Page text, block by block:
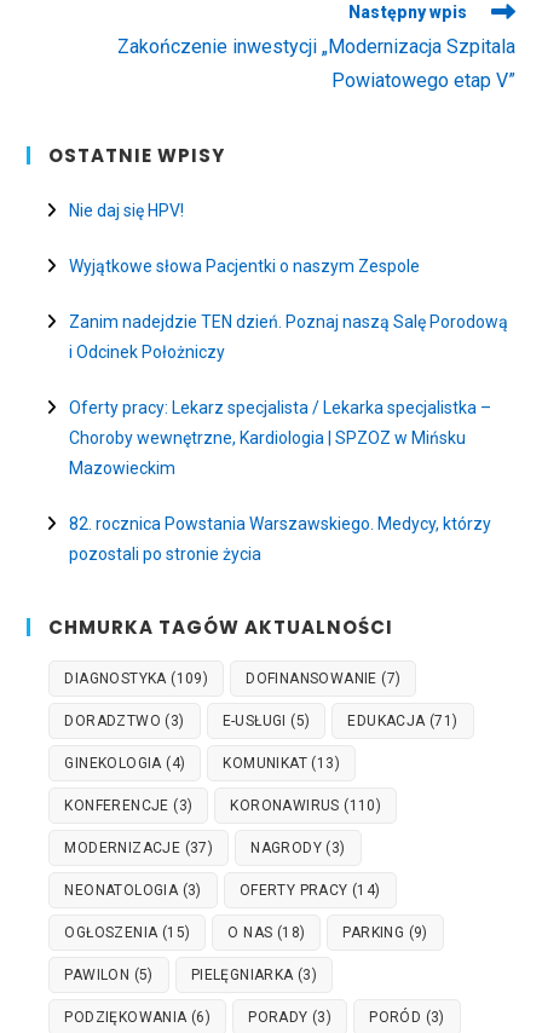
Następny wpis
Zakończenie inwestycji „Modernizacja Szpitala
Powiatowego etap V”
OSTATNIE WPISY
Nie daj się HPV!
Wyjątkowe słowa Pacjentki o naszym Zespole
Zanim nadejdzie TEN dzień. Poznaj naszą Salę Porodową
i Odcinek Położniczy
Oferty pracy: Lekarz specjalista / Lekarka specjalistka –
Choroby wewnętrzne, Kardiologia | SPZOZ w Mińsku
Mazowieckim
82. rocznica Powstania Warszawskiego. Medycy, którzy
pozostali po stronie życia
CHMURKA TAGÓW AKTUALNOŚCI
DIAGNOSTYKA(109) DOFINANSOWANIE (7)
DORADZTWO (3) E-USŁUGI (5) EDUKACJA(71)
GINEKOLOGIA(4) KOMUNIKAT (13)
KONFERENCJE (3) KORONAWIRUS (110)
MODERNIZACJE (37) NAGRODY (3)
NEONATOLOGIA(3) OFERTY PRACY (14)
OGŁOSZENIA(15) O NAS (18) PARKING (9)
PAWILON (5) PIELĘGNIARKA(3)
PODZIĘKOWANIA(6) PORADY (3) PORÓD (3)